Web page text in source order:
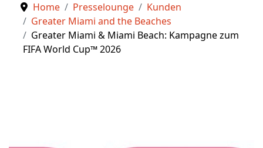
Home Presselounge
Kunden
Greater Miami and the Beaches
Greater Miami & Miami Beach: Kampagne zum
FIFA World Cup™ 2026